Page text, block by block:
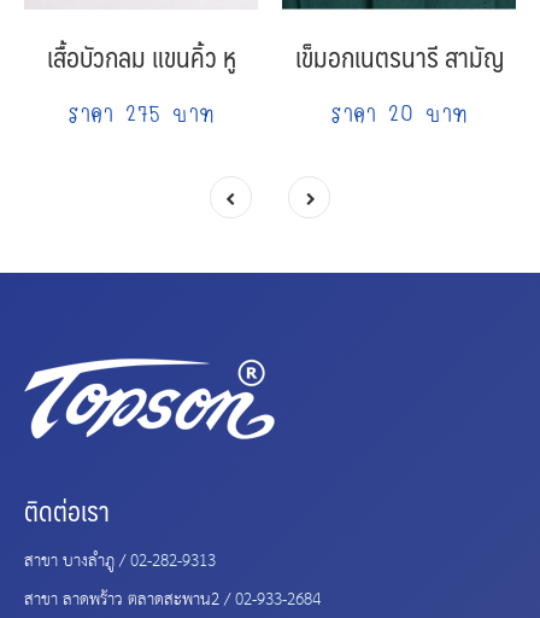
เสื้อบัวกลม แขนคิ้ว หู
ราคา 275 บาท
เข็มอกเนตรนารี สามัญ
ราคา 20 บาท
ติดต่อเรา
สาขา บางลำภู /02-282-9313
สาขา ลาดพร้าว ตลาดสะพาน2 /02-933-2684